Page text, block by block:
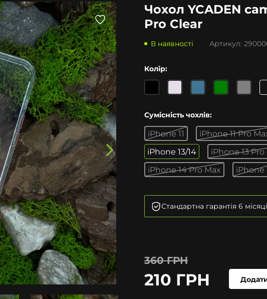
Чохол YCADEN
Pro Clear
В наявності Артикул:
Колір:
Сумісність чохлів:
iPhone 11 iPhone 11 Pro
iPhone 13/14
iPhone 13 Pro
iPhone 14 Pro Max
iPhone
Стандартна гарантія 6
360 ГРН
210 ГРН